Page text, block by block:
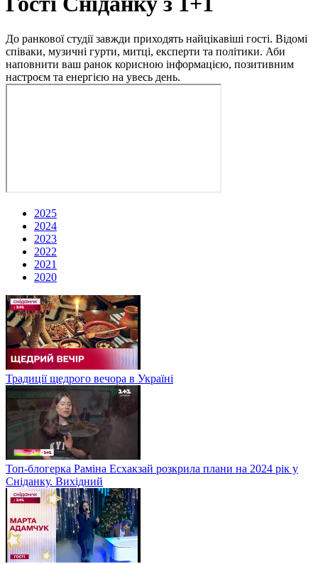
До ранкової студії завжди приходять найцікавіші гості. Відомі
співаки, музичні гурти, митці, експерти та політики. Аби
наповнити ваш ранок корисною інформацією, позитивним
настроєм та енергією на увесь день.
2025
2024
2023
2022
2021
2020
Традиції щедрого вечора в Україні
Топ-блогерка Раміна Есхакзай розкрила плани на 2024 рік у
Сніданку. Вихідний